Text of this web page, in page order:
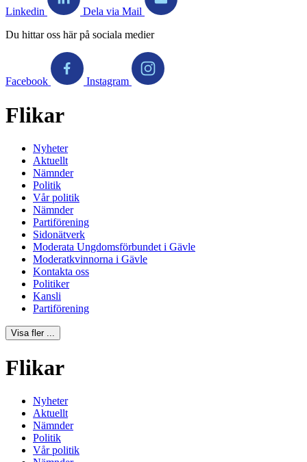
Linkedin
Dela via Mail
Du hittar oss här på sociala medier
Facebook Instagram
Flikar
Nyheter
Aktuellt
Nämnder
Politik
Vår politik
Nämnder
Partiförening
Sidonätverk
Moderata Ungdomsförbundet i Gävle
Moderatkvinnorna i Gävle
Kontakta oss
Politiker
Kansli
Partiförening
Visa fler ...
Flikar
Nyheter
Aktuellt
Nämnder
Politik
Vår politik